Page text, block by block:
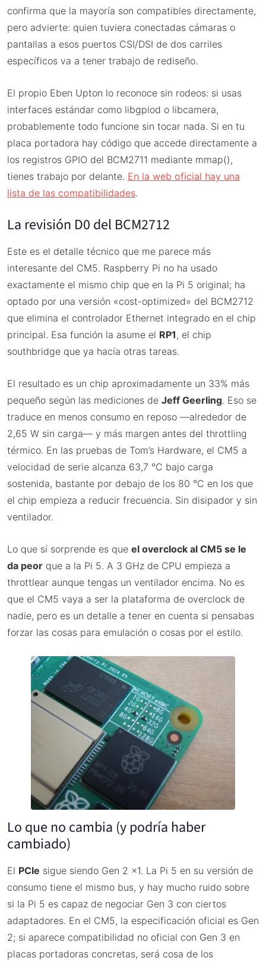
confirma que la mayoría son compatibles directamente,
pero advierte: quien tuviera conectadas cámaras o
pantallas a esos puertos CSI/DSI de dos carriles
específicos va a tener trabajo de rediseño.
El propio Eben Upton lo reconoce sin rodeos: si usas
interfaces estándar como libgpiod o libcamera,
probablemente todo funcione sin tocar nada. Si en tu
placa portadora hay código que accede directamente a
los registros GPIO del BCM2711 mediante mmap(),
tienes trabajo por delante. En la web oficial hay una
lista de las compatibilidades.
La revisión D0 del BCM2712
Este es el detalle técnico que me parece más
interesante del CM5. Raspberry Pi no ha usado
exactamente el mismo chip que en la Pi 5 original; ha
optado por una versión «cost-optimized» del BCM2712
que elimina el controlador Ethernet integrado en el chip
principal. Esa función la asume el RP1, el chip
southbridge que ya hacía otras tareas.
El resultado es un chip aproximadamente un 33% más
pequeño según las mediciones de Jeff Geerling. Eso se
traduce en menos consumo en reposo —alrededor de
2,65 W sin carga— y más margen antes del throttling
térmico. En las pruebas de Tom’s Hardware, el CM5 a
velocidad de serie alcanza 63,7 °C bajo carga
sostenida, bastante por debajo de los 80 °C en los que
el chip empieza a reducir frecuencia. Sin disipador y sin
ventilador.
Lo que sí sorprende es que el overclock al CM5 se le
da peor que a la Pi 5. A 3 GHz de CPU empieza a
throttlear aunque tengas un ventilador encima. No es
que el CM5 vaya a ser la plataforma de overclock de
nadie, pero es un detalle a tener en cuenta si pensabas
forzar las cosas para emulación o cosas por el estilo.
Lo que no cambia (y podría haber
cambiado)
El PCIe sigue siendo Gen 2 x1. La Pi 5 en su versión de
consumo tiene el mismo bus, y hay mucho ruido sobre
si la Pi 5 es capaz de negociar Gen 3 con ciertos
adaptadores. En el CM5, la especificación oficial es Gen
2; si aparece compatibilidad no oficial con Gen 3 en
placas portadoras concretas, será cosa de los